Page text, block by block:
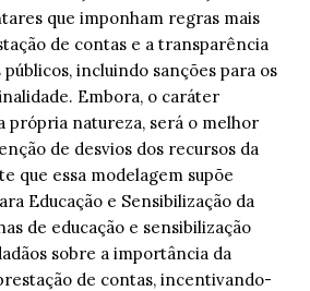
que imponham regras mais
de contas e a transparência
incluindo sanções para os
Embora, o caráter
própria natureza, será o melhor
de desvios dos recursos da
que essa modelagem supõe
Educação e Sensibilização da
de educação e sensibilização
sobre a importância da
de contas, incentivando-